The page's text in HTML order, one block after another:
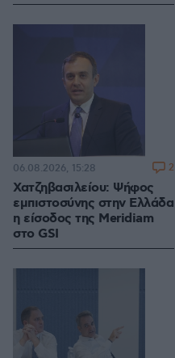
Χατζηβασιλείου: Ψήφος
εμπιστοσύνης στην Ελλάδα
η είσοδος της Meridiam
στο GSI
06.08.2026, 15:28 2